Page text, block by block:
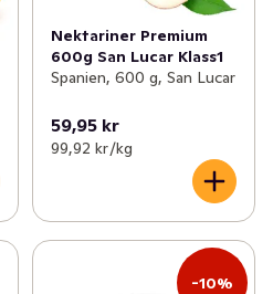
Nektariner Premium
600g San Lucar Klass1
Spanien, 600 g, San Lucar
59,95 kr
99,92 kr /kg
-10%